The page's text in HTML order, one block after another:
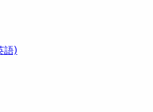
語)